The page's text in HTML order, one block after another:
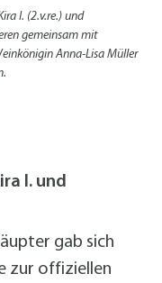
I. (2.v.re.) und
gemeinsam mit
Anna-Lisa Müller
I. und
gab sich
zur offiziellen